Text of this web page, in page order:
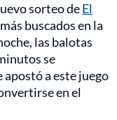
sorteo deEl
buscados en la
las balotas
se
apostó a este juego
en el